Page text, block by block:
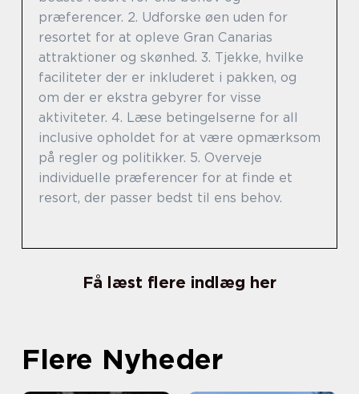
præferencer. 2. Udforske øen uden for
resortet for at opleve Gran Canarias
attraktioner og skønhed. 3. Tjekke, hvilke
faciliteter der er inkluderet i pakken, og
om der er ekstra gebyrer for visse
aktiviteter. 4. Læse betingelserne for all
inclusive opholdet for at være opmærksom
på regler og politikker. 5. Overveje
individuelle præferencer for at finde et
resort, der passer bedst til ens behov.
Få læst flere indlæg her
Flere Nyheder